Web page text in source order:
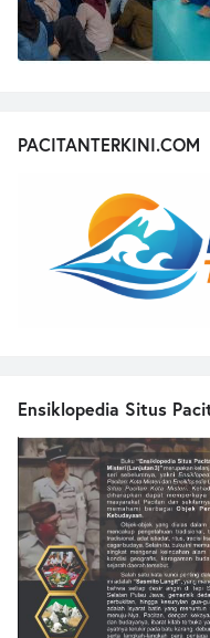
PACITANTERKINI.COM
Ensiklopedia Situs